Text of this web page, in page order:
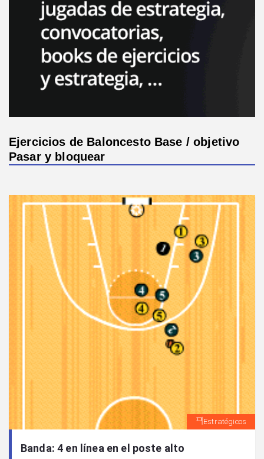
Ejercicios de Baloncesto Base / objetivo
Pasar y bloquear
Estratégicos
Banda: 4 en línea en el poste alto